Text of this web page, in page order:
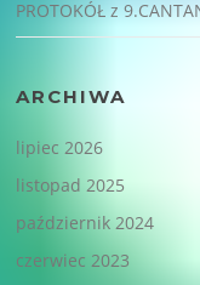
PROTOKÓŁ z
ARCHIWA
lipiec 2026
listopad 2025
październik 2024
czerwiec 2023